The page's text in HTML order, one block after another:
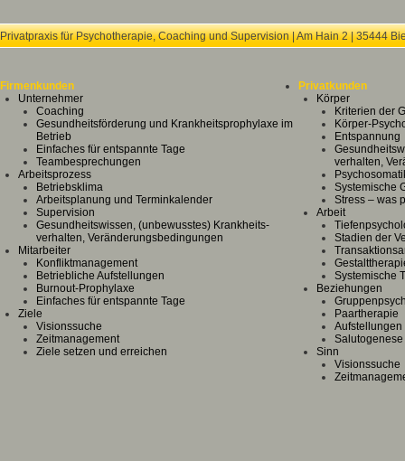
Privatpraxis für Psychotherapie, Coaching und Supervision | Am Hain 2 | 35444
Firmenkunden
Unternehmer
Coaching
Gesundheitsförderung und Krankheitsprophylaxe im
Betrieb
Einfaches für entspannte Tage
Teambesprechungen
Arbeitsprozess
Betriebsklima
Arbeitsplanung und Terminkalender
Supervision
Gesundheitswissen, (unbewusstes) Krankheits-
verhalten, Veränderungsbedingungen
Mitarbeiter
Konfliktmanagement
Betriebliche Aufstellungen
Burnout-Prophylaxe
Einfaches für entspannte Tage
Ziele
Visionssuche
Zeitmanagement
Ziele setzen und erreichen
Privatkunden
Körper
Kriterien der
Körper-
Entspannung
verhalten,
Systemische
Stress – was
Arbeit
Stadien der
Systemische
Beziehungen
Paartherapie
Aufstellungen
Sinn
Visionssuche